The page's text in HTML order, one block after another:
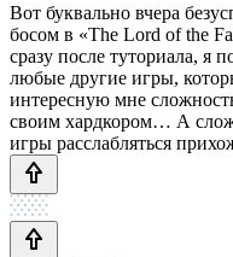
Вот буквально вчера
босом в «The Lord of the
сразу после туториала, я
любые другие игры,
интересную мне
своим хардкором… А
игры расслабляться